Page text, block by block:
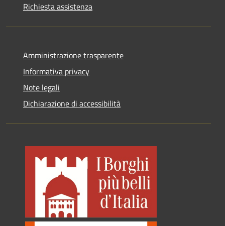
Richiesta assistenza
Amministrazione trasparente
Informativa privacy
Note legali
Dichiarazione di accessibilità